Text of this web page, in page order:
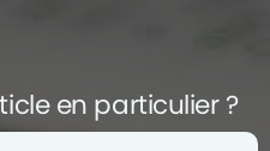
en particulier ?